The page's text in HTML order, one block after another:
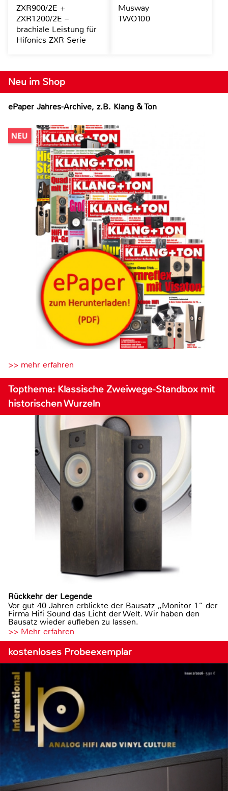
Neu im Shop
ePaper Jahres-Archive, z.B. Klang & Ton
>> mehr erfahren
Topthema: Klassische Zweiwege-Standbox mit
historischen Wurzeln
Rückkehr der Legende
Vor gut 40 Jahren erblickte der Bausatz „Monitor 1“ der
Firma Hifi Sound das Licht der Welt. Wir haben den
Bausatz wieder aufleben zu lassen.
>> Mehr erfahren
kostenloses Probeexemplar
ZXR900/2E +
ZXR1200/2E –
brachiale Leistung für
Hifonics ZXR Serie
Musway
TWO100